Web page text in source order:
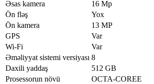
Əsas kamera
16 Mp
Ön fləş
Yox
Ön kamera
13 MP
GPS
Var
Wi-Fi
Var
Əməliyyat sistemi versiyası 8
Daxili yaddaş
512 GB
Prosessorun növü
OCTA-COREE